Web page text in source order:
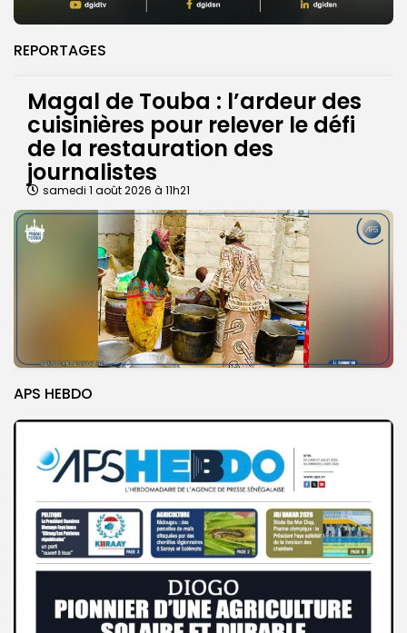
REPORTAGES
Magal de Touba : l’ardeur des
cuisinières pour relever le défi
de la restauration des
journalistes
samedi 1 août 2026 à 11h21
APS HEBDO